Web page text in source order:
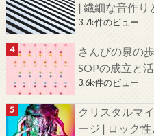
| 繊細な音作り
3.7k件のビュー
さんびの泉の
SOPの成立と
3.6k件のビュー
クリスタルマ
ージ | ロック